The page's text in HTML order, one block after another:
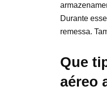
Durante
remessa.
Que
aéreo